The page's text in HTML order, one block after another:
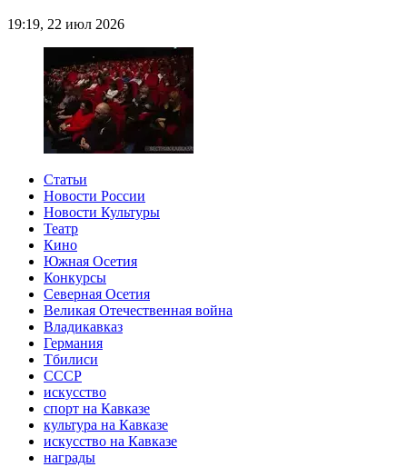
19:19, 22 июл 2026
Статьи
Новости России
Новости Культуры
Театр
Кино
Южная Осетия
Конкурсы
Северная Осетия
Великая Отечественная война
Владикавказ
Германия
Тбилиси
СССР
искусство
спорт на Кавказе
культура на Кавказе
искусство на Кавказе
награды